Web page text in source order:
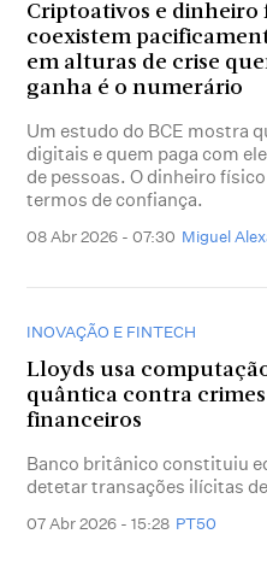
Criptoativos e dinheiro
coexistem
em alturas de crise
ganha é o numerário
Um estudo do BCE mostra
digitais e quem paga com
de pessoas. O dinheiro
termos de confiança.
08 Abr 2026 - 07:30 Miguel
INOVAÇÃO E FINTECH
Lloyds usa
quântica contra crimes
financeiros
Banco britânico constituiu
detetar transações ilícitas
07 Abr 2026 - 15:28 PT50